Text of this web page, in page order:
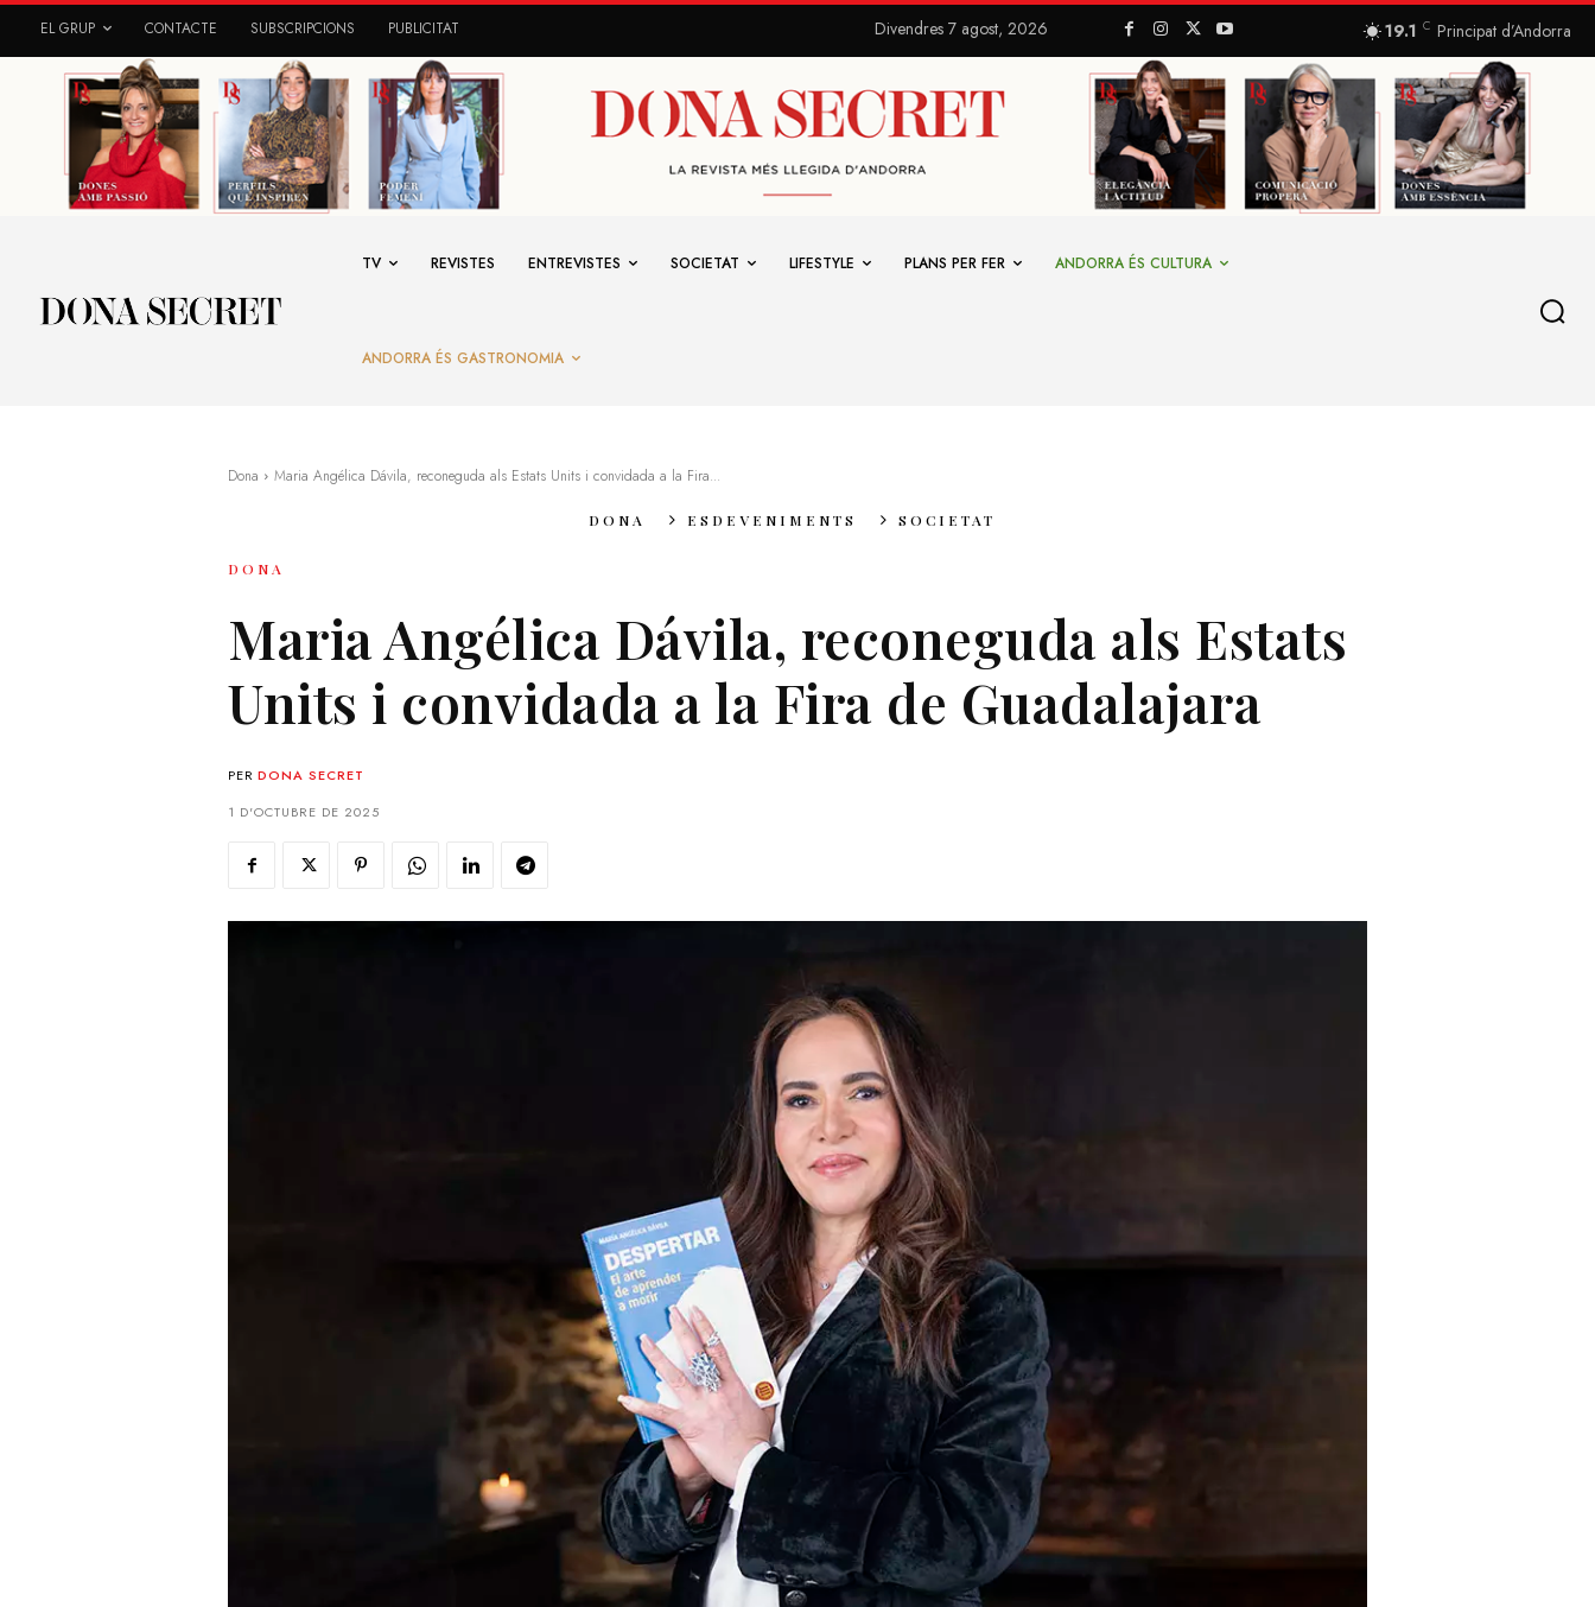
EL GRUP CONTACTE SUBSCRIPCIONS PUBLICITAT Divendres 7 agost, 2026 19.1 C Principat d’Andorra
TV REVISTES ENTREVISTES SOCIETAT LIFESTYLE PLANS PER FER ANDORRA ÉS CULTURA
ANDORRA ÉS GASTRONOMIA
Dona Maria Angélica Dávila, reconeguda als Estats Units i convidada a la Fira...
DONA ESDEVENIMENTS SOCIETAT
DONA
Maria Angélica Dávila, reconeguda als Estats
Units i convidada a la Fira de Guadalajara
PER DONA SECRET
1 D'OCTUBRE DE 2025